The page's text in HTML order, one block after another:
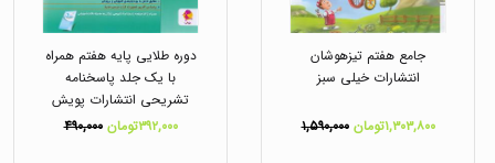
جامع هفتم تیزهوشان
انتشارات خیلی سبز
۱,۳۰۳,۸۰۰تومان ۱,۵۹۰,۰۰۰
دوره طلایی پایه هفتم همراه
با یک جلد پاسخنامه
تشریحی انتشارات پویش
۳۹۲,۰۰۰تومان
۴۹۰,۰۰۰